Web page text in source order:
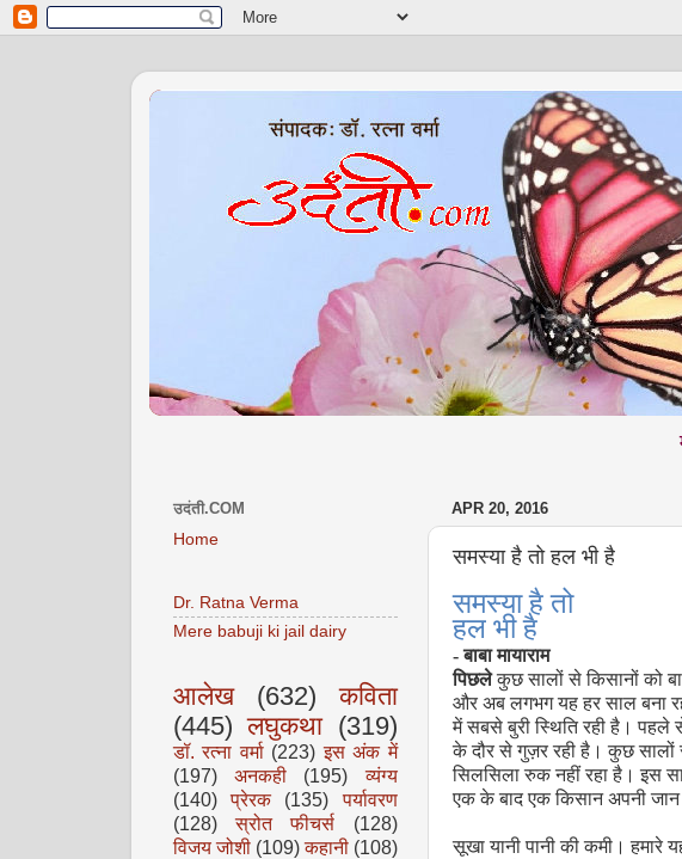
मासिक वेब
APR 20, 2016
समस्या है तो हल भी है
समस्या है तो
हल भी है
- बाबा मायाराम
पिछलेकुछ सालों से किसानों को
और अब लगभग यह हर साल बना
में सबसे बुरी स्थिति रही है।
के दौर से गुज़र रही है। कुछ सालों
सिलसिला रुक नहीं रहा है। इस
एक के बाद एक किसान अपनी जान
सूखा यानी पानी की कमी। हमारे
उदंती.COM
Home
Dr. Ratna Verma
Mere babuji ki jail dairy
आलेख (632)
कविता
(445) लघुकथा (319)
डॉ. रत्ना वर्मा (223) इस अंक में
(197)
अनकही (195)
व्यंग्य
(140)
प्रेरक (135)
पर्यावरण
(128)
स्रोत फीचर्स
(128)
विजय जोशी (109) कहानी (108)